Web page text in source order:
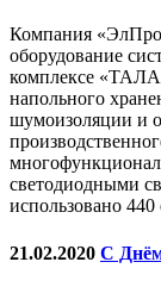
Компания
оборудование
комплексе
напольного
шумоизоляции и
светодиодными
использовано
21.02.2020 С